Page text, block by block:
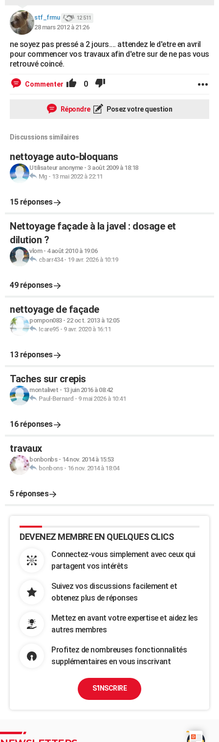
stf_frmu 12 511
28 mars 2012 à 21:26
ne soyez pas pressé a 2 jours.... attendez le d'etre en avril
pour commencer vos travaux afin d'etre sur de ne pas vous
retrouvé coincé.
Commenter 0
Répondre Posez votre question
Discussions similaires
nettoyage auto-bloquans
Utilisateur anonyme- 3 août 2009 à 18:18
Mg - 13 mai 2022 à 22:11
15 réponses
Nettoyage façade à la javel : dosage et
dilution ?
vlom- 4 août 2010 à 19:06
cbarr434- 19 avr. 2026 à 10:19
49 réponses
nettoyage de façade
pompon083- 22 oct. 2013 à 12:05
Icare95- 9 avr. 2020 à 16:11
13 réponses
Taches sur crepis
montalivet - 13 juin 2016 à 08:42
Paul-Bernard - 9 mai 2026 à 10:41
16 réponses
travaux
bonbonbs- 14 nov. 2014 à 15:53
bonbons- 16 nov. 2014 à 18:04
5 réponses
DEVENEZ MEMBRE EN QUELQUES CLICS
Connectez-vous simplement avec ceux qui
partagent vos intérêts
Suivez vos discussions facilement et
obtenez plus de réponses
Mettez en avant votre expertise et aidez les
autres membres
Profitez de nombreuses fonctionnalités
supplémentaires en vous inscrivant
S'INSCRIRE